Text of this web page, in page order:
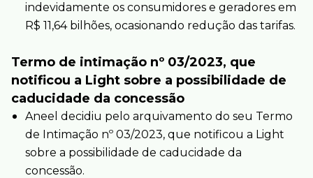
indevidamente os consumidores e geradores em
R$ 11,64 bilhões, ocasionando redução das tarifas.
Termo de intimação nº 03/2023, que
notificou a Light sobre a possibilidade de
caducidade da concessão
Aneel decidiu pelo arquivamento do seu Termo
de Intimação nº 03/2023, que notificou a Light
sobre a possibilidade de caducidade da
concessão.